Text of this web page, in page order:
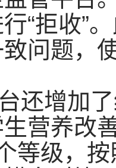
“拒收”
问题，
还增加
营养改
等级，